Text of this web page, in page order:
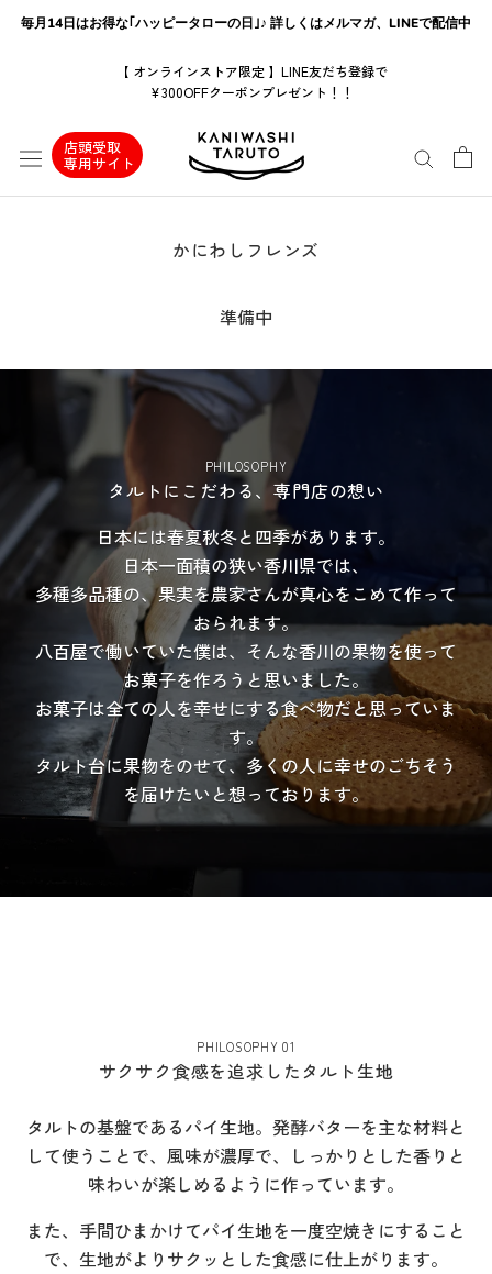
毎月14日はお得な｢ハッピータローの日｣♪ 詳しくはメルマガ、LINEで配信中
【 オンラインストア限定 】LINE友だち登録で
¥300OFFクーポンプレゼント！！
店頭受取
専用サイト
かにわしフレンズ
準備中
PHILOSOPHY
タルトにこだわる、専門店の想い
日本には春夏秋冬と四季があります。
日本一面積の狭い香川県では、
多種多品種の、果実を農家さんが真心をこめて作って
おられます。
八百屋で働いていた僕は、そんな香川の果物を使って
お菓子を作ろうと思いました。
お菓子は全ての人を幸せにする食べ物だと思っていま
す。
タルト台に果物をのせて、多くの人に幸せのごちそう
を届けたいと想っております。
PHILOSOPHY 01
サクサク食感を追求したタルト生地
タルトの基盤であるパイ生地。発酵バターを主な材料と
して使うことで、風味が濃厚で、しっかりとした香りと
味わいが楽しめるように作っています。
また、手間ひまかけてパイ生地を一度空焼きにすること
で、生地がよりサクッとした食感に仕上がります。